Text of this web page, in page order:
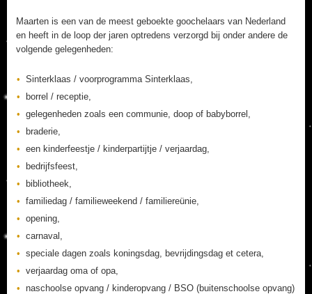
Maarten is een van de meest geboekte goochelaars van Nederland
en heeft in de loop der jaren optredens verzorgd bij onder andere de
volgende gelegenheden:
Sinterklaas / voorprogramma Sinterklaas,
borrel / receptie,
gelegenheden zoals een communie, doop of babyborrel,
braderie,
een kinderfeestje / kinderpartijtje / verjaardag,
bedrijfsfeest,
bibliotheek,
familiedag / familieweekend / familiereünie,
opening,
carnaval,
speciale dagen zoals koningsdag, bevrijdingsdag et cetera,
verjaardag oma of opa,
naschoolse opvang / kinderopvang / BSO (buitenschoolse opvang)